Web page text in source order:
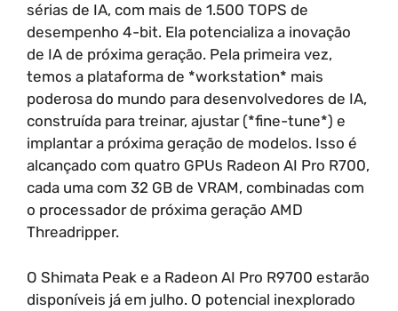
sérias de IA, com mais de 1.500 TOPS de
desempenho 4-bit. Ela potencializa a inovação
de IA de próxima geração. Pela primeira vez,
temos a plataforma de *workstation* mais
poderosa do mundo para desenvolvedores de IA,
construída para treinar, ajustar (*fine-tune*) e
implantar a próxima geração de modelos. Isso é
alcançado com quatro GPUs Radeon AI Pro R700,
cada uma com 32 GB de VRAM, combinadas com
o processador de próxima geração AMD
Threadripper.
O Shimata Peak e a Radeon AI Pro R9700 estarão
disponíveis já em julho. O potencial inexplorado